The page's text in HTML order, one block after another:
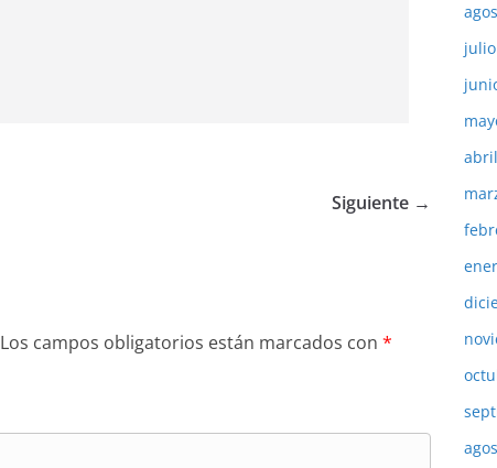
Siguiente →
Los campos obligatorios están marcados con *